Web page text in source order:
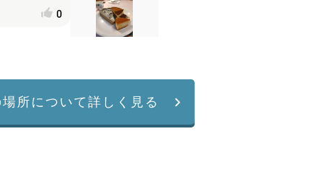
0
場所について詳しく見る